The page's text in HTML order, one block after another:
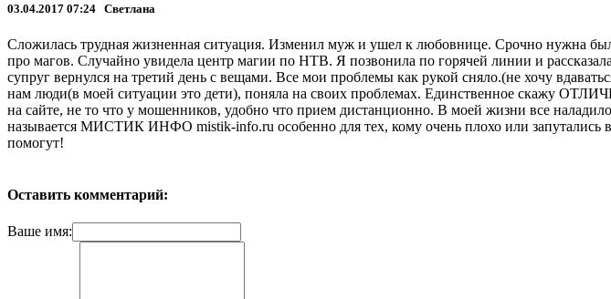
03.04.2017 07:24 Светлана
Сложилась трудная жизненная ситуация. Изменил муж и ушел к любовнице. Срочно нужна
про магов. Случайно увидела центр магии по НТВ. Я позвонила по горячей линии и
супруг вернулся на третий день с вещами. Все мои проблемы как рукой сняло.(не хочу
нам люди(в моей ситуации это дети), поняла на своих проблемах. Единственное скажу
на сайте, не то что у мошенников, удобно что прием дистанционно. В моей жизни все
называется МИСТИК ИНФО mistik-info.ru особенно для тех, кому очень плохо или запутались
помогут!
Оставить комментарий:
Ваше имя: